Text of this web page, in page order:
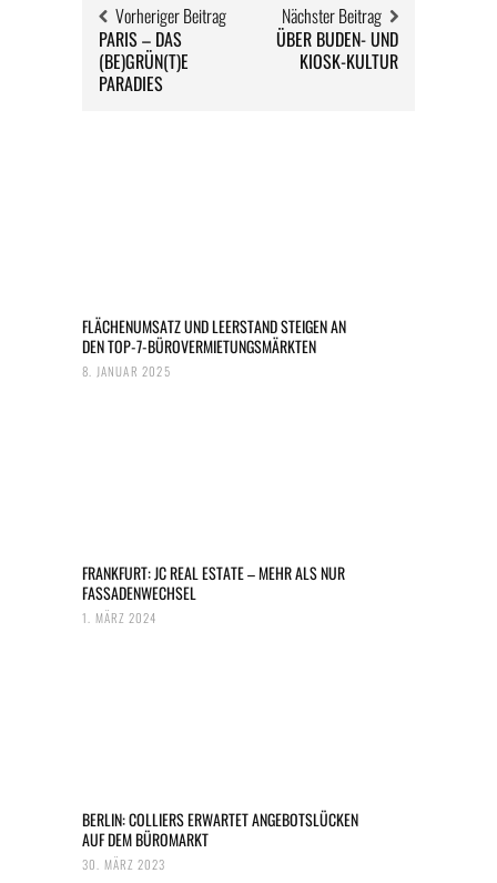
Vorheriger Beitrag
PARIS – DAS
(BE)GRÜN(T)E
PARADIES
Nächster Beitrag
ÜBER BUDEN- UND
KIOSK-KULTUR
FLÄCHENUMSATZ UND LEERSTAND STEIGEN AN
DEN TOP-7-BÜROVERMIETUNGSMÄRKTEN
8. JANUAR 2025
FRANKFURT: JC REAL ESTATE – MEHR ALS NUR
FASSADENWECHSEL
1. MÄRZ 2024
BERLIN: COLLIERS ERWARTET ANGEBOTSLÜCKEN
AUF DEM BÜROMARKT
30. MÄRZ 2023